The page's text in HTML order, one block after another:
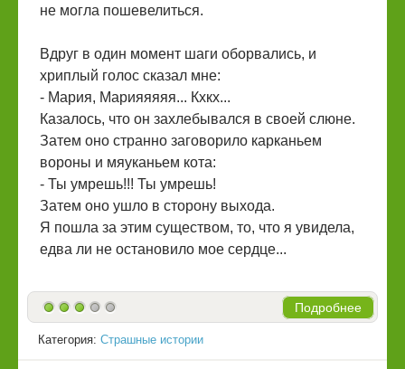
не могла пошевелиться.
Вдруг в один момент шаги оборвались, и
хриплый голос сказал мне:
- Мария, Марияяяяя... Кхкх...
Казалось, что он захлебывался в своей слюне.
Затем оно странно заговорило карканьем
вороны и мяуканьем кота:
- Ты умрешь!!! Ты умрешь!
Затем оно ушло в сторону выхода.
Я пошла за этим существом, то, что я увидела,
едва ли не остановило мое сердце...
Подробнее
Категория: Страшные истории